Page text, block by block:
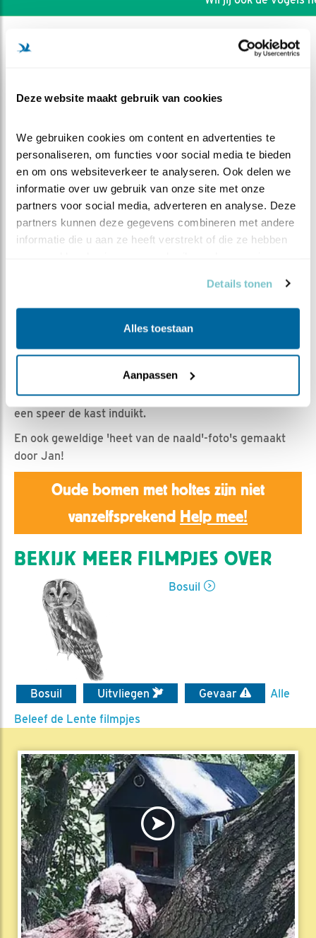
Deze website maakt gebruik van cookies
We gebruiken cookies om content en advertenties te
personaliseren, om functies voor social media te bieden
en om ons websiteverkeer te analyseren. Ook delen we
informatie over uw gebruik van onze site met onze
partners voor social media, adverteren en analyse. Deze
partners kunnen deze gegevens combineren met andere
informatie die u aan ze heeft verstrekt of die ze hebben
Details tonen
Alles toestaan
Aanpassen
DEEL DIT FILMPJE
|
1405x
Na lang aarzelen is ook het tweede kuiken er vandoor.
De laatste beelden dus van K2, maar ook van man
bosuil die nog een prooi brengt en vrouw bosuil die als
een speer de kast induikt.
En ook geweldige 'heet van de naald'-foto's gemaakt
door Jan!
Oude bomen met holtes zijn niet
vanzelfsprekend Help mee!
BEKIJK MEER FILMPJES OVER
Bosuil
Bosuil Uitvliegen Gevaar
Alle
Beleef de Lente filmpjes